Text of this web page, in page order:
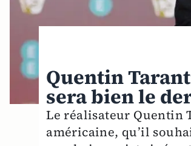
Quentin
sera bien le
Le réalisateur Quentin
américaine, qu’il